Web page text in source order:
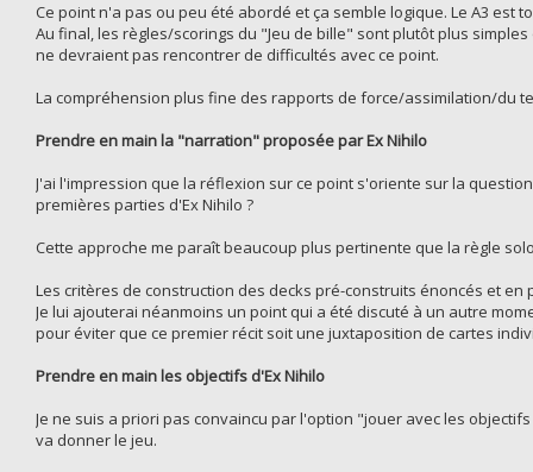
Ce point n'a pas ou peu été abordé et ça semble logique. Le A3
Au final, les règles/scorings du "Jeu de bille" sont plutôt plus
ne devraient pas rencontrer de difficultés avec ce point.
La compréhension plus fine des rapports de force/assimilation/du
Prendre en main la "narration" proposée par Ex Nihilo
J'ai l'impression que la réflexion sur ce point s'oriente sur la
premières parties d'Ex Nihilo ?
Cette approche me paraît beaucoup plus pertinente que la règle
Les critères de construction des decks pré-construits énoncés et
Je lui ajouterai néanmoins un point qui a été discuté à un autre
pour éviter que ce premier récit soit une juxtaposition de cartes
Prendre en main les objectifs d'Ex Nihilo
Je ne suis a priori pas convaincu par l'option "jouer avec les
va donner le jeu.